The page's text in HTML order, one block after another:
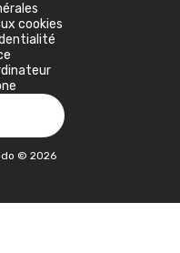
cookies
© 2026